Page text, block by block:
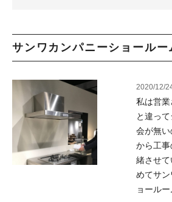
サンワカンパニーショールー
2020/12/
私は営
と違っ
会が無
から工
緒させ
めてサ
ョール